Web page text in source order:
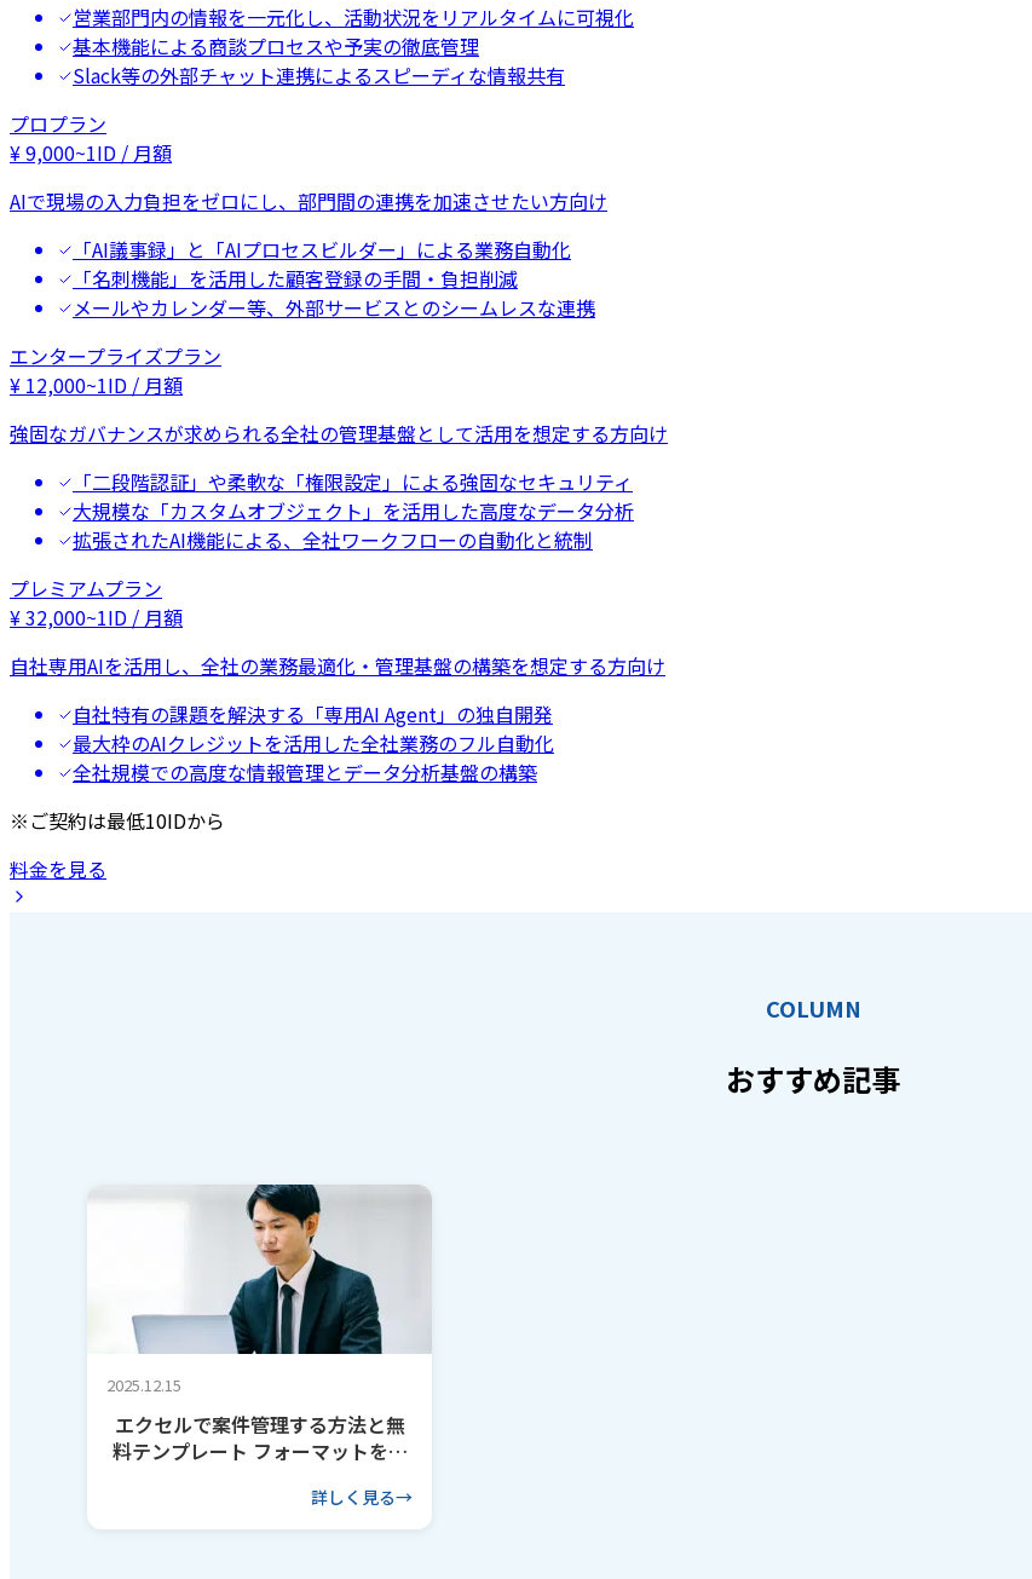
営業部門内の情報を一元化し、活動状況をリアルタイムに可視化
基本機能による商談プロセスや予実の徹底管理
Slack等の外部チャット連携によるスピーディな情報共有
プロプラン
¥9,000~1ID / 月額
AIで現場の入力負担をゼロにし、部門間の連携を加速させたい方向け
「AI議事録」と「AIプロセスビルダー」による業務自動化
「名刺機能」を活用した顧客登録の手間・負担削減
メールやカレンダー等、外部サービスとのシームレスな連携
エンタープライズプラン
¥ 12,000~1ID / 月額
強固なガバナンスが求められる全社の管理基盤として活用を想定する方向け
「二段階認証」や柔軟な「権限設定」による強固なセキュリティ
大規模な「カスタムオブジェクト」を活用した高度なデータ分析
拡張されたAI機能による、全社ワークフローの自動化と統制
プレミアムプラン
¥32,000~1ID / 月額
自社専用AIを活用し、全社の業務最適化・管理基盤の構築を想定する方向け
自社特有の課題を解決する「専用AI Agent」の独自開発
最大枠のAIクレジットを活用した全社業務のフル自動化
全社規模での高度な情報管理とデータ分析基盤の構築
※ご契約は最低10IDから
料金を見る
COLUMN
おすすめ記事
2025.12.15
エクセルで案件管理する方法と無
料テンプレート フォーマットを作
詳しく見る